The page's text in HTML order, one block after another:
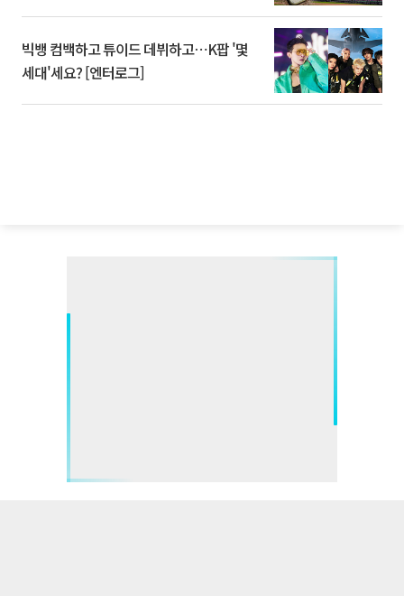
빅뱅 컴백하고 튜이드 데뷔하고⋯K팝 '몇
세대'세요? [엔터로그]